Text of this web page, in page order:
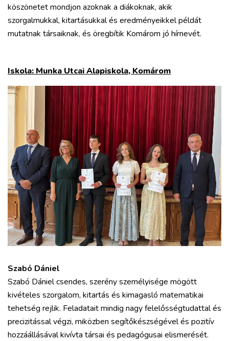
köszönetet mondjon azoknak a diákoknak, akik
szorgalmukkal, kitartásukkal és eredményeikkel példát
mutatnak társaiknak, és öregbítik Komárom jó hírnevét.
Iskola: Munka Utcai Alapiskola, Komárom
Szabó Dániel
Szabó Dániel csendes, szerény személyisége mögött
kivételes szorgalom, kitartás és kimagasló matematikai
tehetség rejlik. Feladatait mindig nagy felelősségtudattal és
precizitással végzi, miközben segítőkészségével és pozitív
hozzáállásával kivívta társai és pedagógusai elismerését.